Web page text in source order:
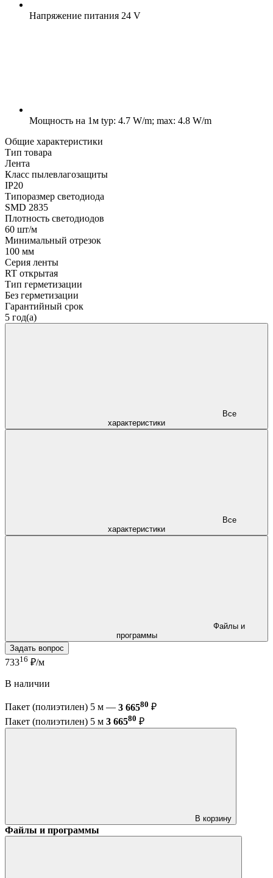
Напряжение питания 24 V
Мощность на 1м typ: 4.7 W/m; max: 4.8 W/m
Общие характеристики
Тип товара
Лента
Класс пылевлагозащиты
IP20
Типоразмер светодиода
SMD 2835
Плотность светодиодов
60 шт/м
Минимальный отрезок
100 мм
Серия ленты
RT открытая
Тип герметизации
Без герметизации
Гарантийный срок
5 год(а)
характеристики
характеристики
программы
Задать вопрос
73316 ₽/м
В наличии
Пакет (полиэтилен) 5 м — 3 66580 ₽
Пакет (полиэтилен) 5 м 3 66580 ₽
В корзину
Файлы и программы